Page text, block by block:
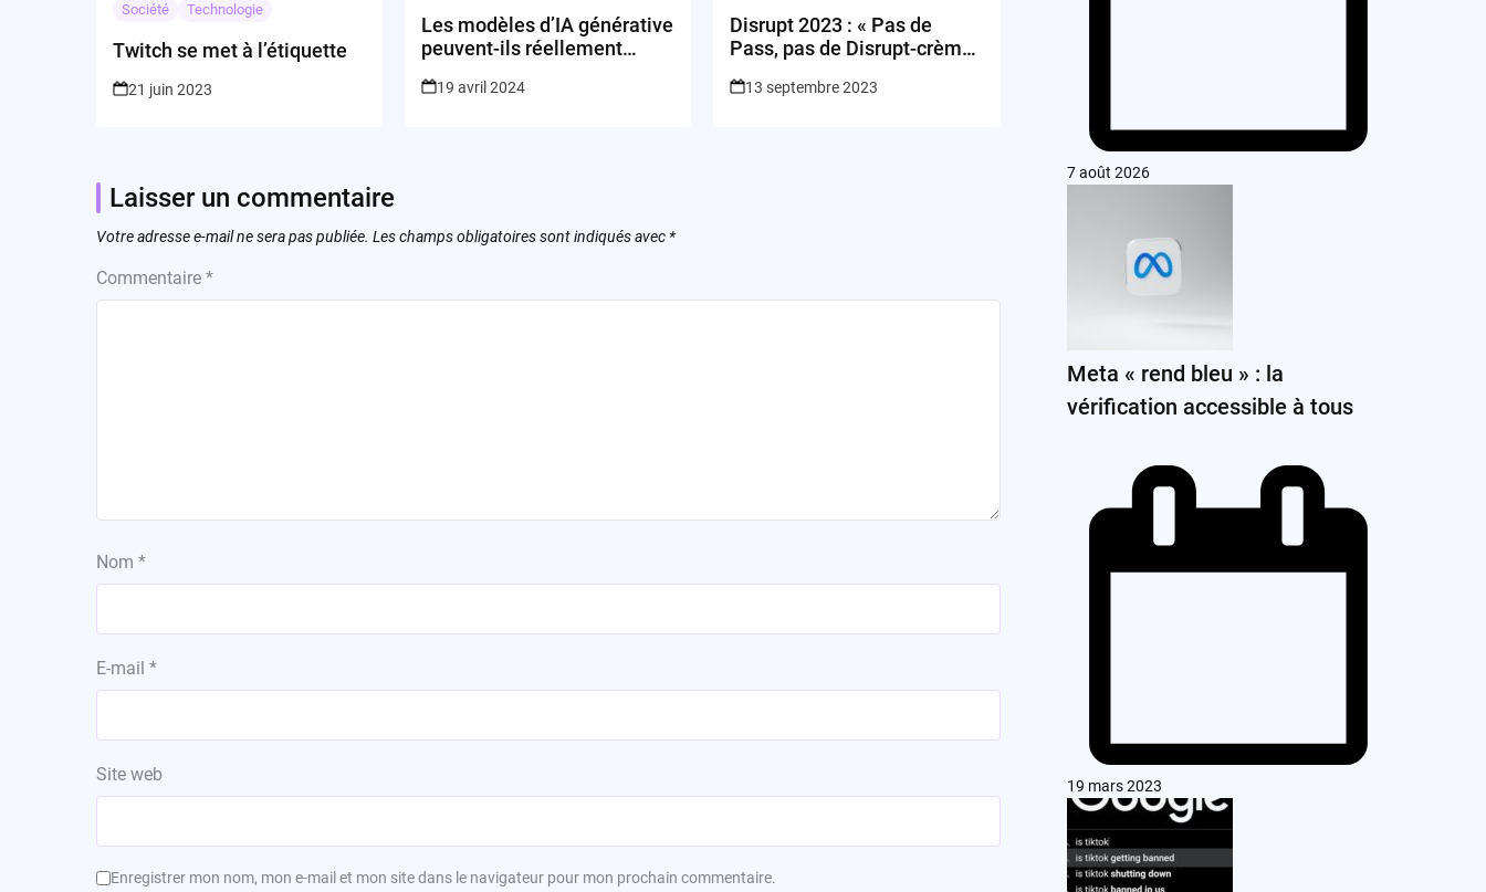
Société
Technologie
Twitch se met à l’étiquette
21 juin 2023
Les modèles d’IA générative
peuvent-ils réellement
médicale sans risquer la
19 avril 2024
Disrupt 2023 : « Pas de
Pass, pas de Disrupt-crème-
13 septembre 2023
Laisser un commentaire
Votre adresse e-mail ne sera pas publiée. Les champs obligatoires sont indiqués avec *
Commentaire *
Nom *
E-mail *
Site web
Enregistrer mon nom, mon e-mail et mon site dans le navigateur pour mon prochain commentaire.
7 août 2026
Meta « rend bleu » : la
vérification accessible à tous
19 mars 2023